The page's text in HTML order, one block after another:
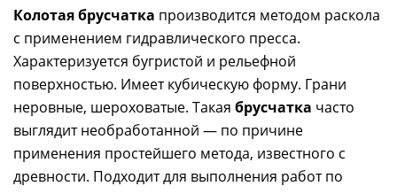
Колотая брусчатка производится методом раскола
с применением гидравлического пресса.
Характеризуется бугристой и рельефной
поверхностью. Имеет кубическую форму. Грани
неровные, шероховатые. Такая брусчатка часто
выглядит необработанной — по причине
применения простейшего метода, известного с
древности. Подходит для выполнения работ по